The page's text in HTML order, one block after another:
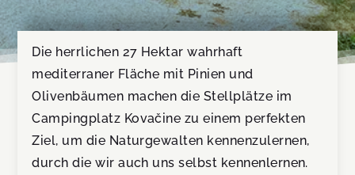
Die herrlichen 27 Hektar wahrhaft
mediterraner Fläche mit Pinien und
Olivenbäumen machen die Stellplätze im
Campingplatz Kovačine zu einem perfekten
Ziel, um die Naturgewalten kennenzulernen,
durch die wir auch uns selbst kennenlernen.